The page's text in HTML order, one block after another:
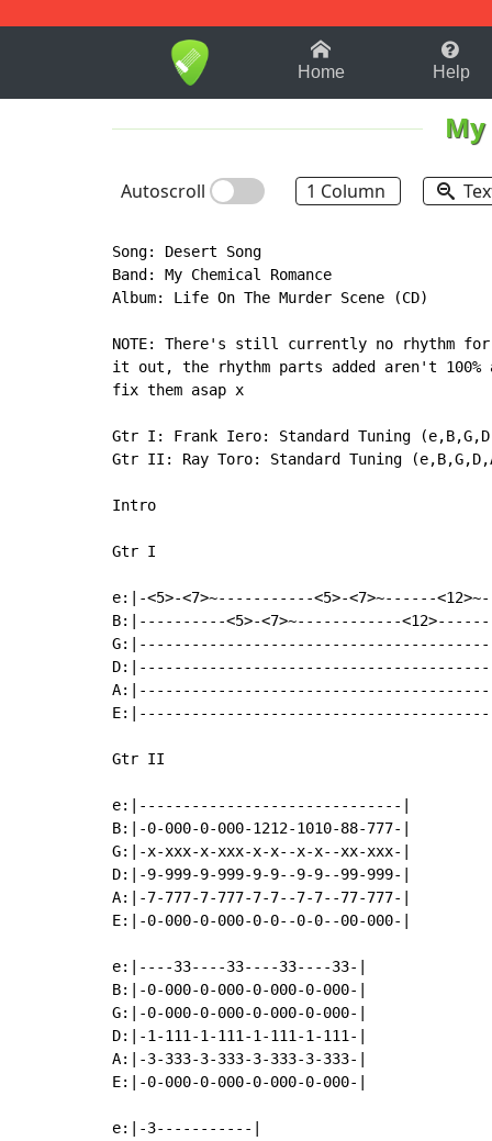
1-9 B
Home Help
Autoscroll 1 Column
Song: Desert Song
Band: My Chemical Romance
Album: Life On The Murder Scene (CD)
NOTE: There's still currently no rhythm
it out, the rhythm parts added aren't
fix them asap x
Gtr I: Frank Iero: Standard Tuning
Gtr II: Ray Toro: Standard Tuning
Intro
Gtr I
e:|-<5>-<7>~-----------<5>-<7>~------<12>~-|
B:|----------<5>-<7>~------------<12>------|
G:|----------------------------------------|
D:|----------------------------------------|
A:|----------------------------------------|
E:|----------------------------------------|
Gtr II
e:|------------------------------|
B:|-0-000-0-000-1212-1010-88-777-|
G:|-x-xxx-x-xxx-x-x--x-x--xx-xxx-|
D:|-9-999-9-999-9-9--9-9--99-999-|
A:|-7-777-7-777-7-7--7-7--77-777-|
E:|-0-000-0-000-0-0--0-0--00-000-|
e:|----33----33----33----33-|
B:|-0-000-0-000-0-000-0-000-|
G:|-0-000-0-000-0-000-0-000-|
D:|-1-111-1-111-1-111-1-111-|
A:|-3-333-3-333-3-333-3-333-|
E:|-0-000-0-000-0-000-0-000-|
e:|-3-----------|